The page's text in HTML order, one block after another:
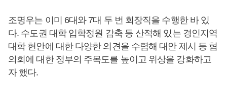
조명우는 이미 6대와 7대 두 번 회장직을 수행한 바 있
다. 수도권 대학 입학정원 감축 등 산적해 있는 경인지역
대학 현안에 대한 다양한 의견을 수렴해 대안 제시 등 협
의회에 대한 정부의 주목도를 높이고 위상을 강화하고
자 했다.